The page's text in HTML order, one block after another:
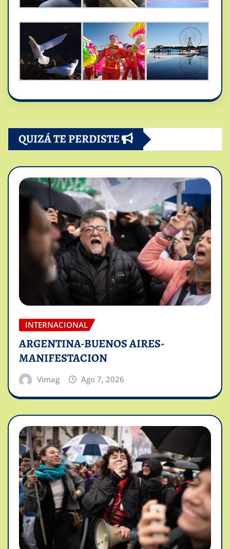
QUIZÁ TE PERDISTE
INTERNACIONAL
ARGENTINA-BUENOS AIRES-
MANIFESTACION
Vimag Ago 7, 2026